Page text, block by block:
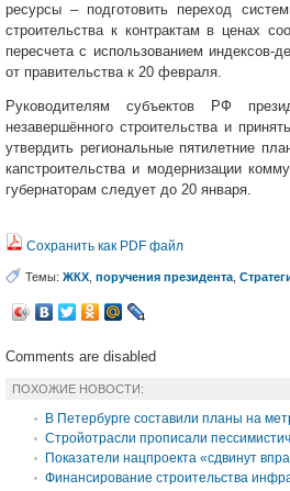
ресурсы – подготовить переход
строительства к контрактам в ценах
пересчета с использованием
от правительства к 20 февраля.
Руководителям субъектов РФ
незавершённого строительства и
утвердить региональные пятилетние
капстроительства и модернизации
губернаторам следует до 20 января.
Сохранить как PDF файл
Темы: ЖКХ поручения президента
Comments are disabled
ПОХОЖИЕ НОВОСТИ:
В Петербурге составили планы на
Стройотрасли прописали
Показатели нацпроекта «сдвинут
Финансирование строительства